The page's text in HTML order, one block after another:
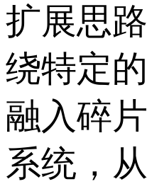
扩展思
绕特定
融入碎
系统，